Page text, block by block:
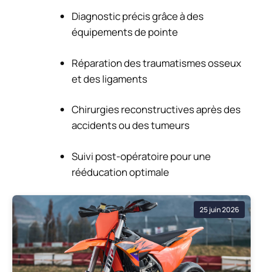
Diagnostic précis grâce à des
équipements de pointe
Réparation des traumatismes osseux
et des ligaments
Chirurgies reconstructives après des
accidents ou des tumeurs
Suivi post-opératoire pour une
rééducation optimale
25 juin 2026